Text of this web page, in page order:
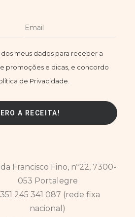
meus dados para receber a
promoções e dicas, e concordo
de Privacidade.
Francisco Fino, nº22, 7300-
053 Portalegre
245 341 087 (rede fixa
nacional)